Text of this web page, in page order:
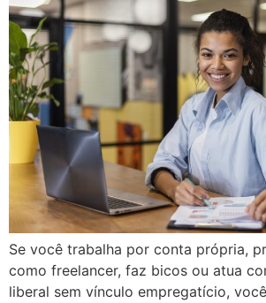
Se você trabalha por conta própria,
como freelancer, faz bicos ou atua
liberal sem vínculo empregatício,